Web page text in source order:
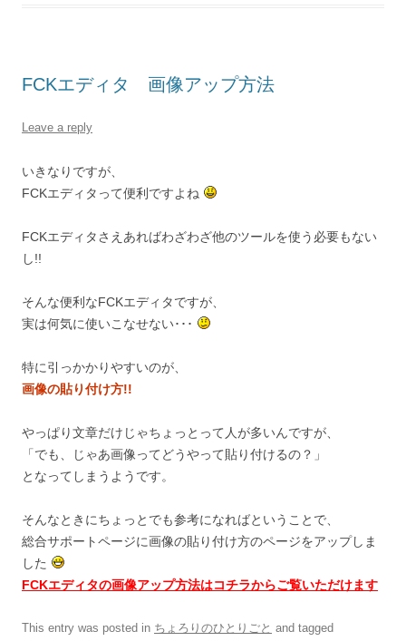
FCKエディタ 画像アップ方法
Leave a reply
いきなりですが、
FCKエディタって便利ですよね
FCKエディタさえあればわざわざ他のツールを使う必要もない
し!!
そんな便利なFCKエディタですが、
実は何気に使いこなせない･･･
特に引っかかりやすいのが、
画像の貼り付け方!!
やっぱり文章だけじゃちょっとって人が多いんですが、
「でも、じゃあ画像ってどうやって貼り付けるの？」
となってしまうようです。
そんなときにちょっとでも参考になればということで、
総合サポートページに画像の貼り付け方のページをアップしま
した
FCKエディタの画像アップ方法はコチラからご覧いただけます
This entry was posted in ちょろりのひとりごと and tagged